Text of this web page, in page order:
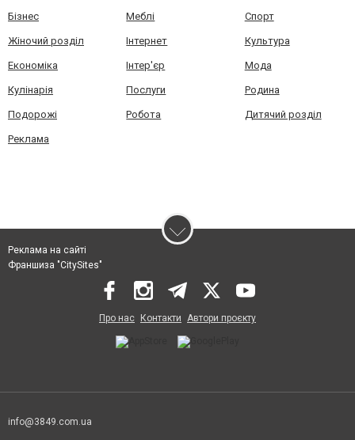
Бізнес Меблі Спорт
Жіночий розділ Інтернет Культура
Економіка Інтер'єр Мода
Кулінарія Послуги Родина
Подорожі Робота Дитячий розділ
Реклама
Реклама на сайті
Франшиза "CitySites"
Про нас Контакти Автори проєкту
info@3849.com.ua